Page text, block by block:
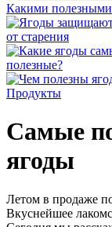
Какими полезными
от старения
полезные?
Продукты
Самые
ягоды
Летом в продаже
Вкуснейшее